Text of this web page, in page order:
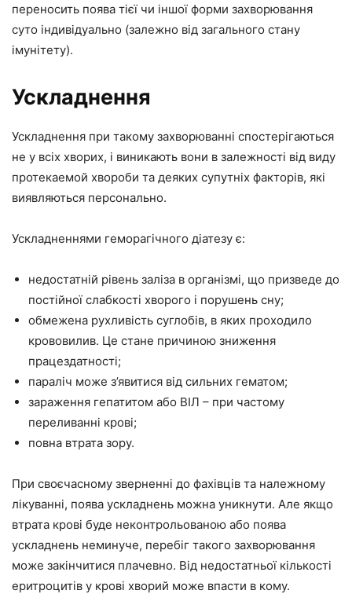
переносить поява тієї чи іншої форми захворювання
суто індивідуально (залежно від загального стану
імунітету).
Ускладнення
Ускладнення при такому захворюванні спостерігаються
не у всіх хворих, і виникають вони в залежності від виду
протекаемой хвороби та деяких супутніх факторів, які
виявляються персонально.
Ускладненнями геморагічного діатезу є:
недостатній рівень заліза в організмі, що призведе до
постійної слабкості хворого і порушень сну;
обмежена рухливість суглобів, в яких проходило
крововилив. Це стане причиною зниження
працездатності;
параліч може з’явитися від сильних гематом;
зараження гепатитом або ВІЛ – при частому
переливанні крові;
повна втрата зору.
При своєчасному зверненні до фахівців та належному
лікуванні, поява ускладнень можна уникнути. Але якщо
втрата крові буде неконтрольованою або поява
ускладнень неминуче, перебіг такого захворювання
може закінчитися плачевно. Від недостатньої кількості
еритроцитів у крові хворий може впасти в кому.